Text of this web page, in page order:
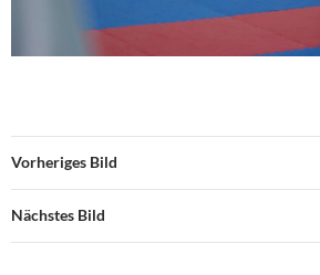
Vorheriges Bild
Nächstes Bild